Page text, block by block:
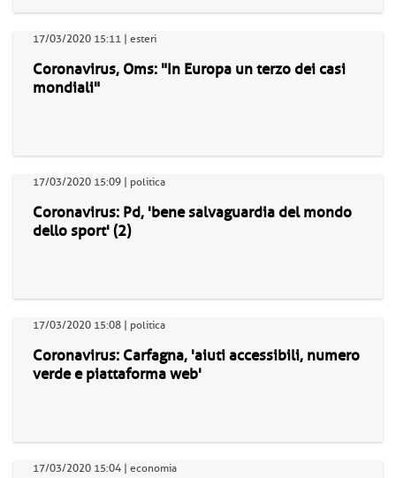
17/03/2020 15:11 | esteri
Coronavirus, Oms: "In Europa un terzo dei casi
mondiali"
17/03/2020 15:09 | politica
Coronavirus: Pd, 'bene salvaguardia del mondo
dello sport' (2)
17/03/2020 15:08 | politica
Coronavirus: Carfagna, 'aiuti accessibili, numero
verde e piattaforma web'
17/03/2020 15:04 | economia